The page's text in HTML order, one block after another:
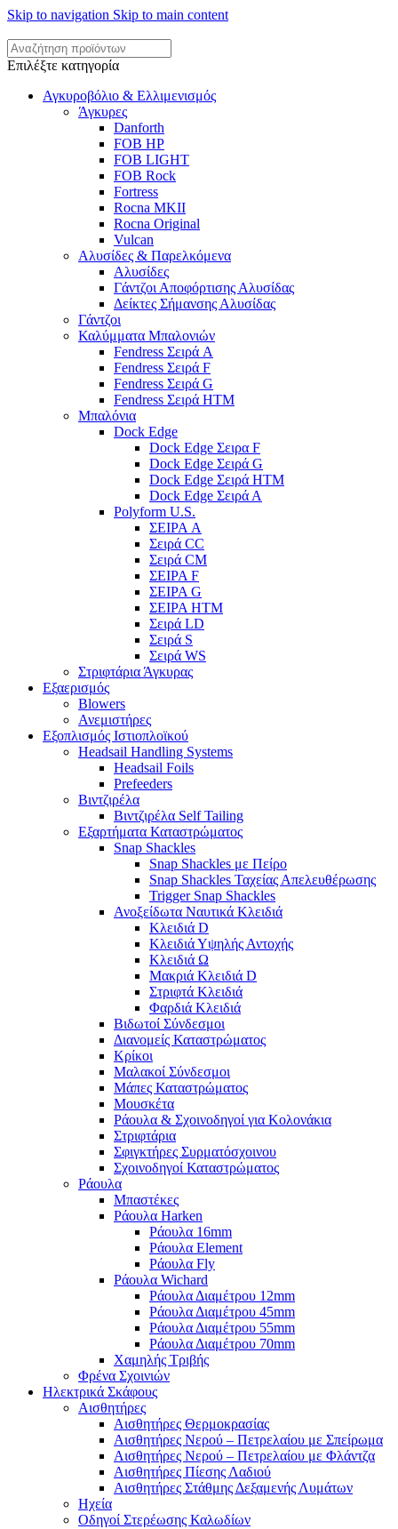
Skip to navigation Skip to main content
Επιλέξτε κατηγορία
Αγκυροβόλιο & Ελλιμενισμός
Άγκυρες
Danforth
FOB HP
FOB LIGHT
FOB Rock
Fortress
Rocna MKII
Rocna Original
Vulcan
Αλυσίδες & Παρελκόμενα
Αλυσίδες
Γάντζοι Αποφόρτισης Αλυσίδας
Δείκτες Σήμανσης Αλυσίδας
Γάντζοι
Καλύμματα Μπαλονιών
Fendress Σειρά A
Fendress Σειρά F
Fendress Σειρά G
Fendress Σειρά HTM
Μπαλόνια
Dock Edge
Dock Edge Σειρα F
Dock Edge Σειρά G
Dock Edge Σειρά HTM
Dock Edge Σειρά Α
Polyform U.S.
ΣΕΙΡΑ A
Σειρά CC
Σειρά CM
ΣΕΙΡΑ F
ΣΕΙΡΑ G
ΣΕΙΡΑ HTM
Σειρά LD
Σειρά S
Σειρά WS
Στριφτάρια Άγκυρας
Εξαερισμός
Blowers
Ανεμιστήρες
Εξοπλισμός Ιστιοπλοϊκού
Headsail Handling Systems
Headsail Foils
Prefeeders
Βιντζιρέλα
Βιντζιρέλα Self Tailing
Εξαρτήματα Καταστρώματος
Snap Shackles
Snap Shackles με Πείρο
Snap Shackles Ταχείας Απελευθέρωσης
Trigger Snap Shackles
Ανοξείδωτα Ναυτικά Κλειδιά
Κλειδιά D
Κλειδιά Υψηλής Αντοχής
Κλειδιά Ω
Μακριά Κλειδιά D
Στριφτά Κλειδιά
Φαρδιά Κλειδιά
Βιδωτοί Σύνδεσμοι
Διανομείς Καταστρώματος
Κρίκοι
Μαλακοί Σύνδεσμοι
Μάπες Καταστρώματος
Μουσκέτα
Ράουλα & Σχοινοδηγοί για Κολονάκια
Στριφτάρια
Σφιγκτήρες Συρματόσχοινου
Σχοινοδηγοί Καταστρώματος
Ράουλα
Μπαστέκες
Ράουλα Harken
Ράουλα 16mm
Ράουλα Element
Ράουλα Fly
Ράουλα Wichard
Ράουλα Διαμέτρου 12mm
Ράουλα Διαμέτρου 45mm
Ράουλα Διαμέτρου 55mm
Ράουλα Διαμέτρου 70mm
Χαμηλής Τριβής
Φρένα Σχοινιών
Ηλεκτρικά Σκάφους
Αισθητήρες
Αισθητήρες Θερμοκρασίας
Αισθητήρες Νερού – Πετρελαίου με Σπείρωμα
Αισθητήρες Νερού – Πετρελαίου με Φλάντζα
Αισθητήρες Πίεσης Λαδιού
Αισθητήρες Στάθμης Δεξαμενής Λυμάτων
Ηχεία
Οδηγοί Στερέωσης Καλωδίων